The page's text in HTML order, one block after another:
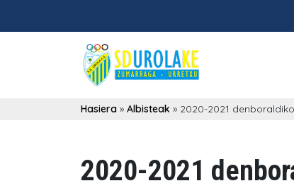
Hasiera » Albisteak » 2020-2021
2020-2021